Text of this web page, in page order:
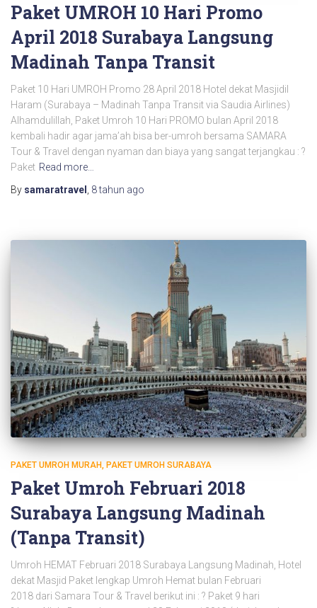
Paket UMROH 10 Hari Promo
April 2018 Surabaya Langsung
Madinah Tanpa Transit
Paket 10 Hari UMROH Promo 28 April 2018 Hotel dekat Masjidil
Haram (Surabaya – Madinah Tanpa Transit via Saudia Airlines)
Alhamdulillah, Paket Umroh 10 Hari PROMO bulan April 2018
kembali hadir agar jama’ah bisa ber-umroh bersama SAMARA
Tour & Travel dengan nyaman dan biaya yang sangat terjangkau : ?
Paket Read more…
By samaratravel , 8 tahun ago
PAKET UMROH MURAH PAKET UMROH SURABAYA
Paket Umroh Februari 2018
Surabaya Langsung Madinah
(Tanpa Transit)
Umroh HEMAT Februari 2018 Surabaya Langsung Madinah, Hotel
dekat Masjid Paket lengkap Umroh Hemat bulan Februari
2018 dari Samara Tour & Travel berikut ini : ? Paket 9 hari